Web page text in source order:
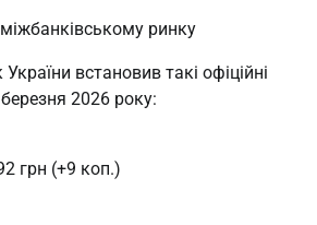
ринку
встановив такі офіційні
2026 року:
грн (+9 коп.)